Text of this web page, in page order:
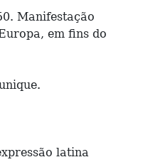
Manifestação
em fins do
latina